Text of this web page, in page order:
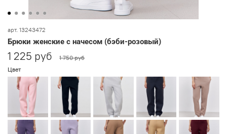
арт. 13243472
Брюки женские с начесом (бэби-розовый)
1 225 руб
1 750 руб
Цвет